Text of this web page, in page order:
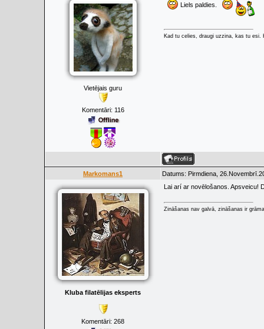
Vietējais guru
Komentāri: 116
Liels paldies.
Kad tu celies, draugi uzzina, kas tu
Markomans1 Datums: Pirmdiena,
Kluba filatēlijas eksperts
Komentāri: 268
Lai arí ar novēlošanos. Apsveicu!
Zināšanas nav galvā, zināšanas ir